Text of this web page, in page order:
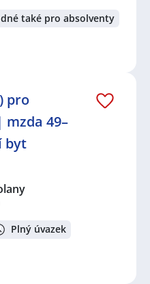
také pro absolventy
pro
49–
byt
Plný úvazek